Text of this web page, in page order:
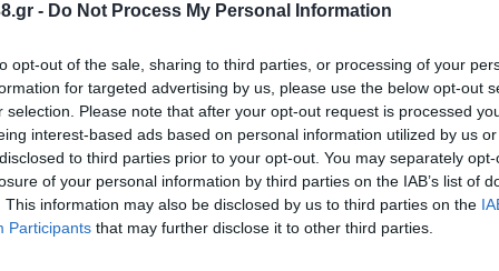
- Do Not Process My Personal Information
opt-out of the sale, sharing to third parties, or processing of your
for targeted advertising by us, please use the below opt-out
selection. Please note that after your opt-out request is processed
interest-based ads based on personal information utilized by us
to third parties prior to your opt-out. You may separately
of your personal information by third parties on the IAB’s list of
This information may also be disclosed by us to third parties on the
Participants that may further disclose it to other third parties.
-7- άτομα, ενώ συνελήφθησαν -7- άτομα, για τα
άτομα, ενώ συνελήφθησαν -10- άτομα, για